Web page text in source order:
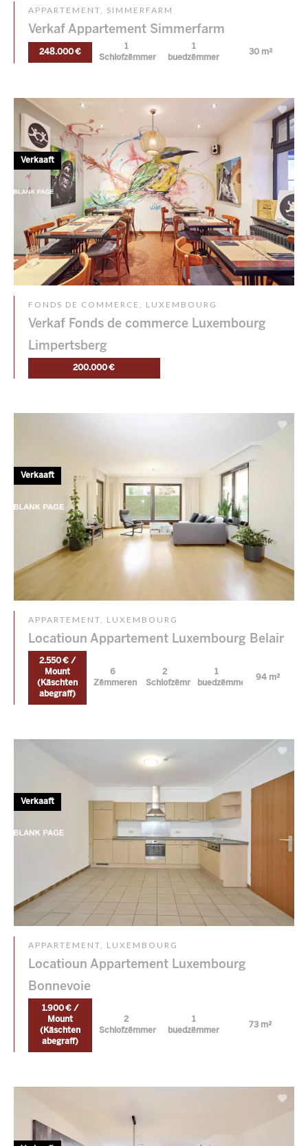
APPARTEMENT, SIMMERFARM
Verkaf Appartement Simmerfarm
248.000 €
1
Schlofzëmmer
1
buedzëmmer
30 m²
FONDS DE COMMERCE, LUXEMBOURG
Verkaf Fonds de commerce Luxembourg
Limpertsberg
200.000 €
Verkaaft
APPARTEMENT, LUXEMBOURG
Locatioun Appartement Luxembourg Belair
2.550 € /
Mount
(Käschten
abegraff)
6
Zëmmeren
2
Schlofzëmmer
1
buedzëmmer
94 m²
Verkaaft
APPARTEMENT, LUXEMBOURG
Locatioun Appartement Luxembourg
Bonnevoie
1.900 € /
Mount
(Käschten
abegraff)
2
Schlofzëmmer
1
buedzëmmer
73 m²
Verkaaft